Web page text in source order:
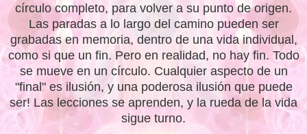
círculo completo, para volver a su punto de origen.
Las paradas a lo largo del camino pueden ser
grabadas en memoria, dentro de una vida individual,
como si que un fin. Pero en realidad, no hay fin. Todo
se mueve en un círculo. Cualquier aspecto de un
"final" es ilusión, y una poderosa ilusión que puede
ser! Las lecciones se aprenden, y la rueda de la vida
sigue turno.